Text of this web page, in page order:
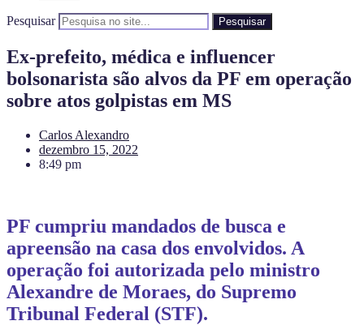
Pesquisar Pesquisar
Ex-prefeito, médica e influencer
bolsonarista são alvos da PF em operação
sobre atos golpistas em MS
Carlos Alexandro
dezembro 15, 2022
8:49 pm
PF cumpriu mandados de busca e
apreensão na casa dos envolvidos. A
operação foi autorizada pelo ministro
Alexandre de Moraes, do Supremo
Tribunal Federal (STF).